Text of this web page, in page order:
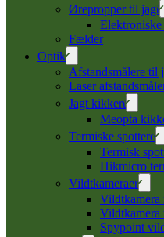
Ørepropper til jagt
Fælder
Optik
Afstandsmålere til
Laser
Jagt kikkert
Meopta
Termiske spottere
Termisk
Hikmicro
Vildtkameraer
Vildtkamera
Vildtkamera
Spypoint